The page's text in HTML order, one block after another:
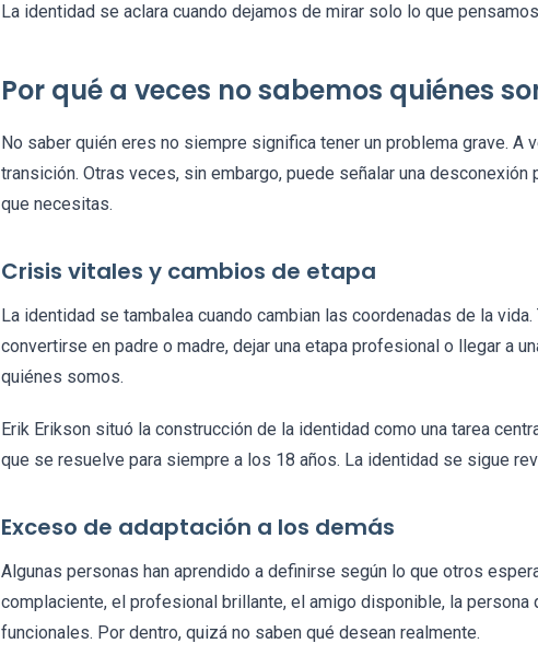
La identidad se aclara cuando dejamos de mirar solo lo que
Por qué a veces no sabemos quiénes
No saber quién eres no siempre significa tener un problema grave. A
transición. Otras veces, sin embargo, puede señalar una
que necesitas.
Crisis vitales y cambios de etapa
La identidad se tambalea cuando cambian las coordenadas de la
convertirse en padre o madre, dejar una etapa profesional o llegar a
quiénes somos.
Erik Erikson situó la construcción de la identidad como una tarea
que se resuelve para siempre a los 18 años. La identidad se sigue
Exceso de adaptación a los demás
Algunas personas han aprendido a definirse según lo que otros
complaciente, el profesional brillante, el amigo disponible, la persona
funcionales. Por dentro, quizá no saben qué desean realmente.